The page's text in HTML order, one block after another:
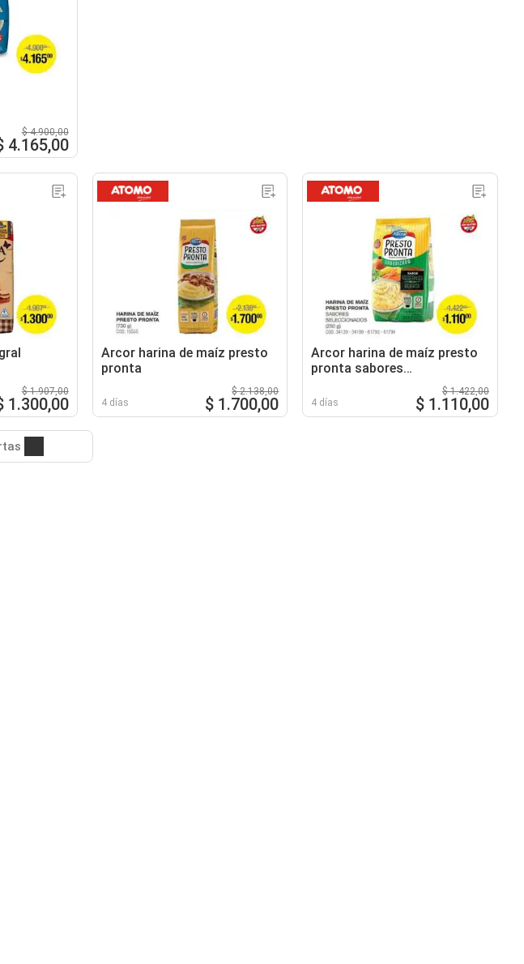
$ 4.900,00
4.165,00
$ 1.907,00
1.300,00
Arcor harina de maíz presto
pronta
4 días
$ 2.138,00
$ 1.700,00
Arcor harina de maíz presto
pronta sabores
4 días
$ 1.422,00
$ 1.110,00